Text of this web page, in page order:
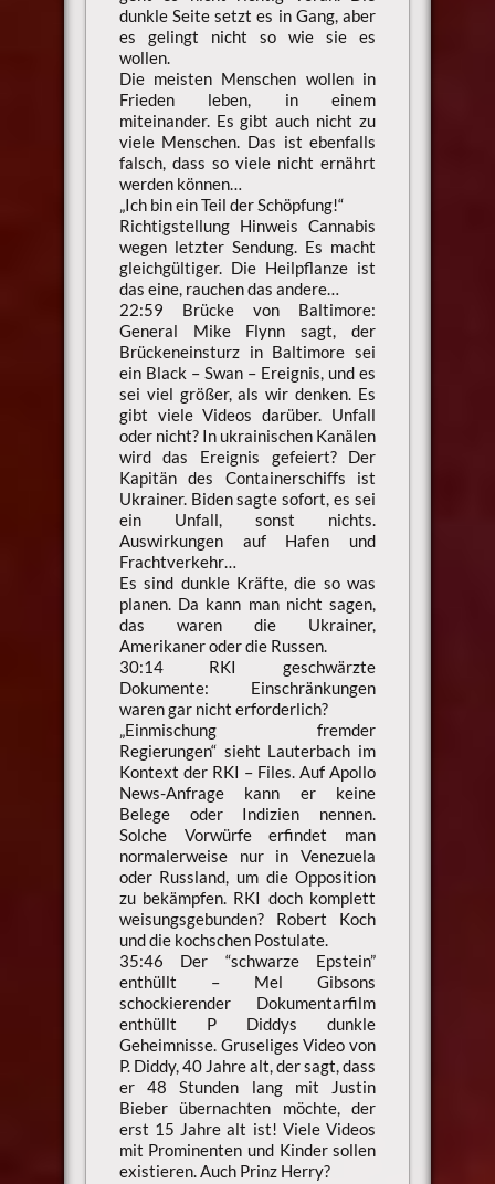
dunkle Seite setzt es in Gang, aber
es gelingt nicht so wie sie es
wollen.
Die meisten Menschen wollen in
Frieden leben, in einem
miteinander. Es gibt auch nicht zu
viele Menschen. Das ist ebenfalls
falsch, dass so viele nicht ernährt
werden können…
„Ich bin ein Teil der Schöpfung!“
Richtigstellung Hinweis Cannabis
wegen letzter Sendung. Es macht
gleichgültiger. Die Heilpflanze ist
das eine, rauchen das andere…
22:59 Brücke von Baltimore:
General Mike Flynn sagt, der
Brückeneinsturz in Baltimore sei
ein Black – Swan – Ereignis, und es
sei viel größer, als wir denken. Es
gibt viele Videos darüber. Unfall
oder nicht? In ukrainischen Kanälen
wird das Ereignis gefeiert? Der
Kapitän des Containerschiffs ist
Ukrainer. Biden sagte sofort, es sei
ein Unfall, sonst nichts.
Auswirkungen auf Hafen und
Frachtverkehr…
Es sind dunkle Kräfte, die so was
planen. Da kann man nicht sagen,
das waren die Ukrainer,
Amerikaner oder die Russen.
30:14 RKI geschwärzte
Dokumente: Einschränkungen
waren gar nicht erforderlich?
„Einmischung fremder
Regierungen“ sieht Lauterbach im
Kontext der RKI – Files. Auf Apollo
News-Anfrage kann er keine
Belege oder Indizien nennen.
Solche Vorwürfe erfindet man
normalerweise nur in Venezuela
oder Russland, um die Opposition
zu bekämpfen. RKI doch komplett
weisungsgebunden? Robert Koch
und die kochschen Postulate.
35:46 Der “schwarze Epstein”
enthüllt – Mel Gibsons
schockierender Dokumentarfilm
enthüllt P Diddys dunkle
Geheimnisse. Gruseliges Video von
P. Diddy, 40 Jahre alt, der sagt, dass
er 48 Stunden lang mit Justin
Bieber übernachten möchte, der
erst 15 Jahre alt ist! Viele Videos
mit Prominenten und Kinder sollen
existieren. Auch Prinz Herry?